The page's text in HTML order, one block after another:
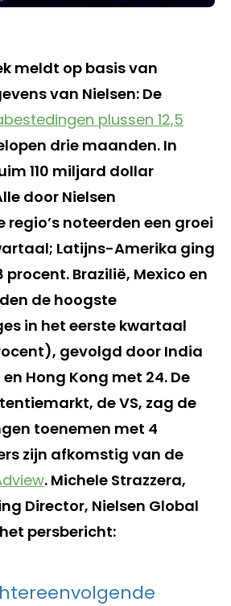
meldt op basis van
van Nielsen: De
plussen 12,5
drie maanden. In
110 miljard dollar
door Nielsen
noteerden een groei
Latijns-Amerika ging
Brazilië, Mexico en
de hoogste
in het eerste kwartaal
gevolgd door India
Hong Kong met 24. De
de VS, zag de
toenemen met 4
zijn afkomstig van de
. Michele Strazzera,
Director, Nielsen Global
persbericht: